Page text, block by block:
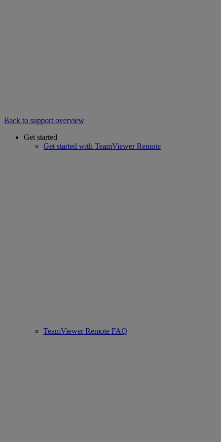
Back to support overview
Get started
Get started with TeamViewer Remote
TeamViewer Remote FAQ